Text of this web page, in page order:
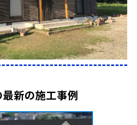
新の施工事例